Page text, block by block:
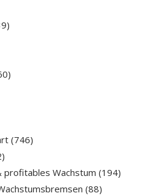
(746)
profitables Wachstum (194)
(88)